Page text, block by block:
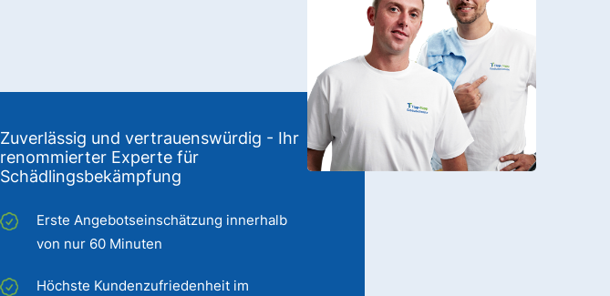
Zuverlässig und vertrauenswürdig - Ihr
renommierter Experte für
Schädlingsbekämpfung
Erste Angebotseinschätzung innerhalb
von nur 60 Minuten
Höchste Kundenzufriedenheit im